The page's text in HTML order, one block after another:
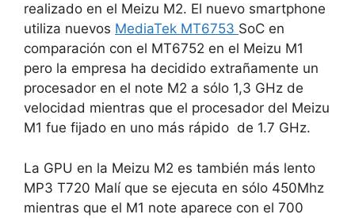
realizado en el Meizu M2. El nuevo smartphone
utiliza nuevos MediaTek MT6753 SoC en
comparación con el MT6752 en el Meizu M1
pero la empresa ha decidido extrañamente un
procesador en el note M2 a sólo 1,3 GHz de
velocidad mientras que el procesador del Meizu
M1 fue fijado en uno más rápido de 1.7 GHz.
La GPU en la Meizu M2 es también más lento
MP3 T720 Malí que se ejecuta en sólo 450Mhz
mientras que el M1 note aparece con el 700